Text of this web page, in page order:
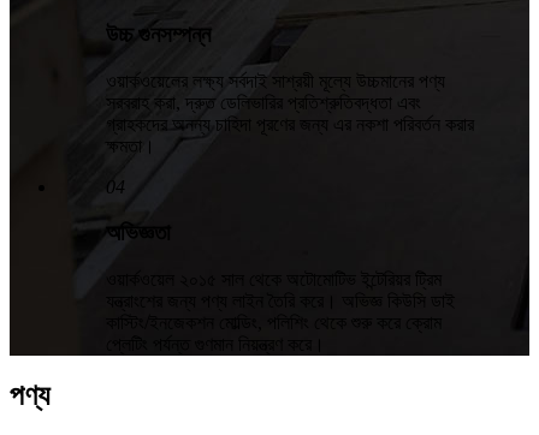
উচ্চ গুনসম্পন্ন
ওয়ার্কওয়েলের লক্ষ্য সর্বদাই সাশ্রয়ী মূল্যে উচ্চমানের পণ্য
সরবরাহ করা, দ্রুত ডেলিভারির প্রতিশ্রুতিবদ্ধতা এবং
গ্রাহকদের অনন্য চাহিদা পূরণের জন্য এর নকশা পরিবর্তন করার
ক্ষমতা।
04
অভিজ্ঞতা
পণ্য